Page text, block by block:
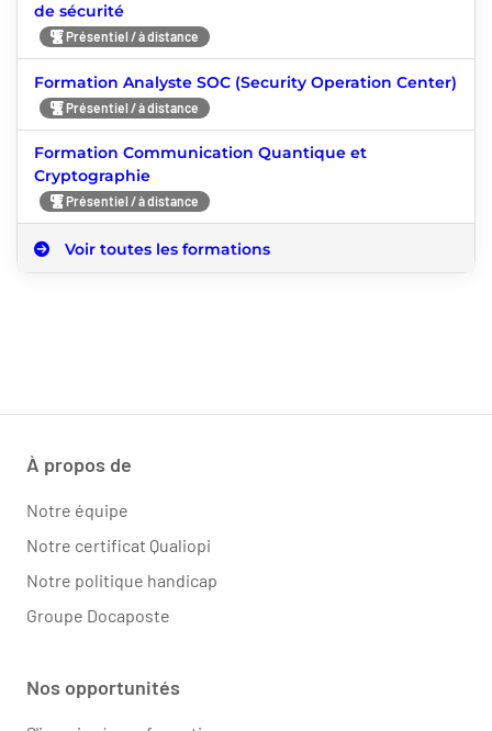
de sécurité
Présentiel / à distance
Formation Analyste SOC (Security Operation Center)
Présentiel / à distance
Formation Communication Quantique et
Cryptographie
Présentiel / à distance
Voir toutes les formations
À propos de
Notre équipe
Notre certificat Qualiopi
Notre politique handicap
Groupe Docaposte
Nos opportunités